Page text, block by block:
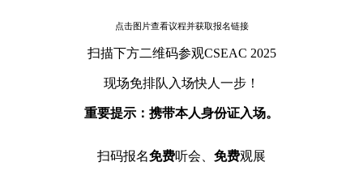
点击图片查看议程并获取报名链接
扫描下方二维码参观CSEAC 2025
现场免排队入场快人一步！
重要提示：携带本人身份证入场。
扫码报名免费听会、 免费观展